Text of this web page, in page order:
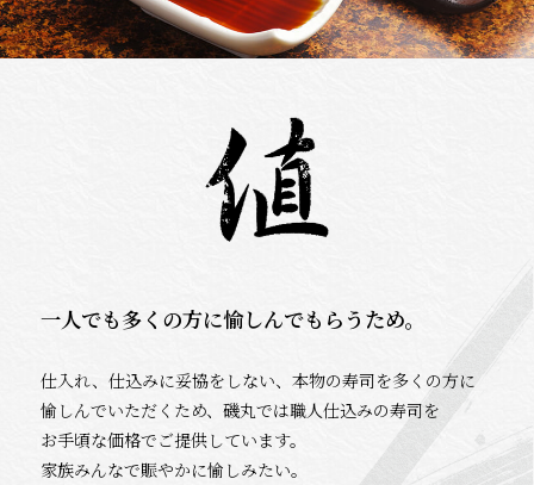
一人でも多くの方に愉しんでもらうため。
仕入れ、仕込みに妥協をしない、本物の寿司を多くの方に
愉しんでいただくため、磯丸では職人仕込みの寿司を
お手頃な価格でご提供しています。
家族みんなで賑やかに愉しみたい。